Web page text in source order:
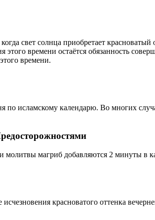
свет солнца приобретает
этого времени остаётся обязанность
времени.
по исламскому календарю. Во многих
магриб добавляются 2 минуты в
красноватого оттенка